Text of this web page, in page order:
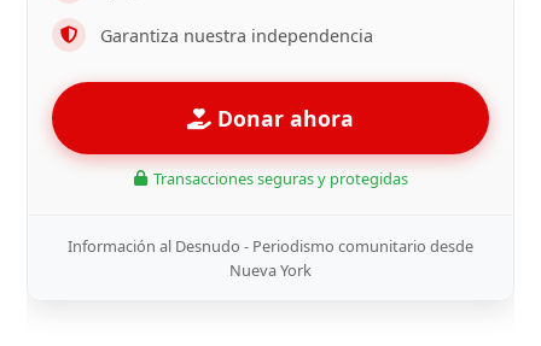
Garantiza nuestra independencia
Donar ahora
Transacciones seguras y protegidas
Información al Desnudo - Periodismo comunitario desde
Nueva York